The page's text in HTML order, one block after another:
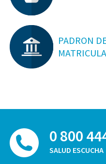
PADRON
0 800
SALUD ESCUCHA